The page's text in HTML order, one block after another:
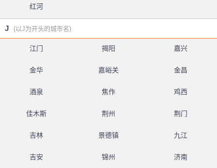
红河
J (以J为开头的城市名)
江门 揭阳 嘉兴
金华 嘉峪关 金昌
酒泉 焦作 鸡西
佳木斯 荆州 荆门
吉林 景德镇 九江
吉安 锦州 济南